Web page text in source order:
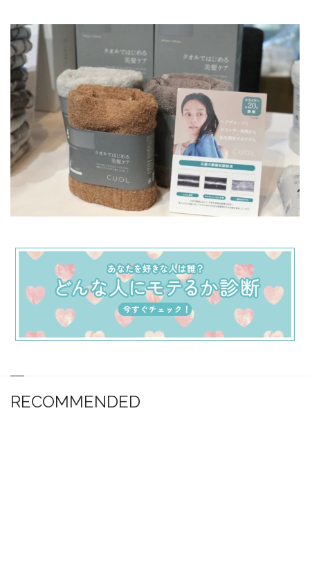
RECOMMENDED